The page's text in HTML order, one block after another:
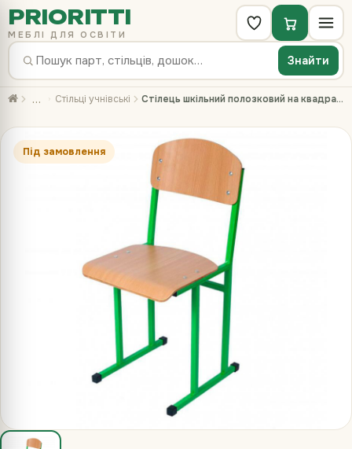
PRIORITTI
МЕБЛІ ДЛЯ ОСВІТИ
Знайти
… Стільці учнівські Стілець шкільний полозковий на квадратній трубі, №6, з покриттям HPL
Під замовлення